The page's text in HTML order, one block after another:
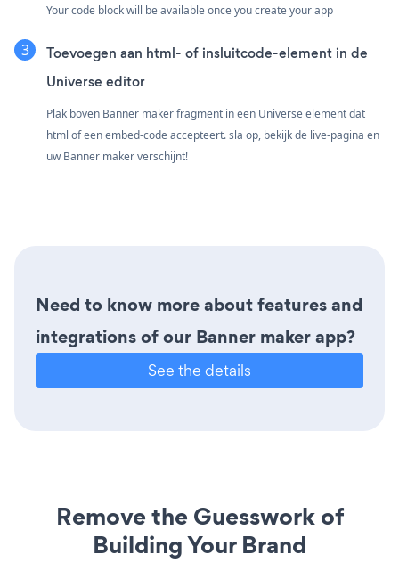
Your code block will be available once you create your app
Toevoegen aan html- of insluitcode-element in de
Universe editor
Plak boven Banner maker fragment in een Universe element dat
html of een embed-code accepteert. sla op, bekijk de live-pagina en
uw Banner maker verschijnt!
Need to know more about features and
integrations of our Banner maker app?
See the details
Remove the Guesswork of
Building Your Brand